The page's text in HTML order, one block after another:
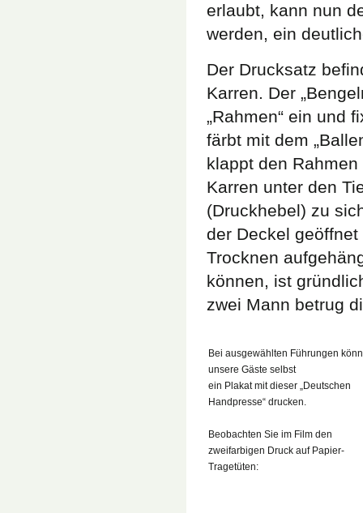
erlaubt, kann nun
werden, ein
Der Drucksatz
Karren. Der
„Rahmen“ ein und
färbt mit dem
klappt den
Karren unter den
(Druckhebel) zu
der Deckel
Trocknen
können, ist
zwei Mann betrug
Bei ausgewählten Führungen
unsere Gäste selbst
ein Plakat mit dieser „Deutschen
Handpresse“ drucken.
Beobachten Sie im Film den
zweifarbigen Druck auf Papier-
Tragetüten: